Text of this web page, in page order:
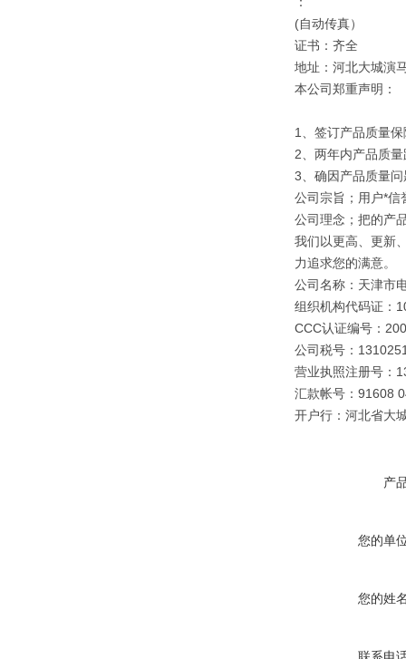
(自动传真）
证书：齐全
地址：河北大城演
本公司郑重声明：
1、签订产品质量
2、两年内产品质
3、确因产品质量
公司宗旨；用户*信
公司理念；把的产
我们以更高、更新
力追求您的满意。
公司名称：天津市
组织机构代码证：
CCC认证编号：
公司税号：
营业执照注册号：
汇款帐号：91608
开户行：河北省大
产
您的单
您的姓